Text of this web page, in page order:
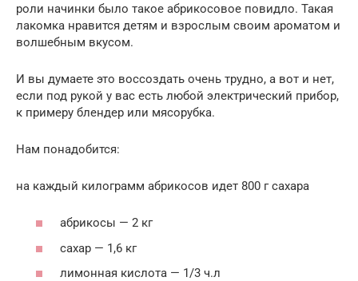
роли начинки было такое абрикосовое повидло. Такая
лакомка нравится детям и взрослым своим ароматом и
волшебным вкусом.
И вы думаете это воссоздать очень трудно, а вот и нет,
если под рукой у вас есть любой электрический прибор,
к примеру блендер или мясорубка.
Нам понадобится:
на каждый килограмм абрикосов идет 800 г сахара
абрикосы — 2 кг
сахар — 1,6 кг
лимонная кислота — 1/3 ч.л